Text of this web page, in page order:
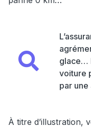
glace…
voiture
par une
À titre d’illustration,